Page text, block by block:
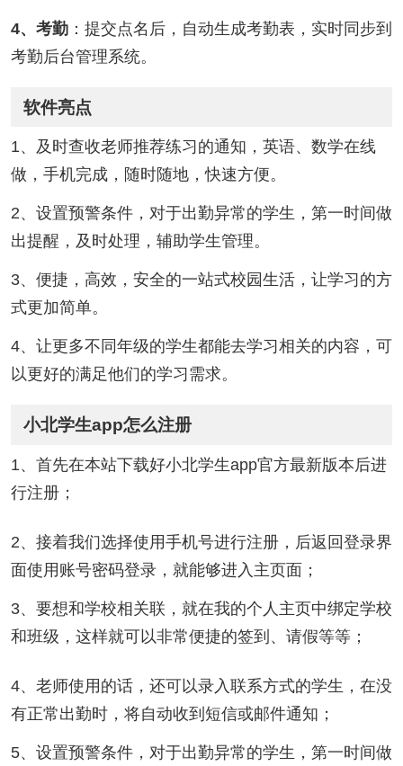
4、考勤：提交点名后，自动生成考勤表，实时同步到
考勤后台管理系统。
软件亮点
1、及时查收老师推荐练习的通知，英语、数学在线
做，手机完成，随时随地，快速方便。
2、设置预警条件，对于出勤异常的学生，第一时间做
出提醒，及时处理，辅助学生管理。
3、便捷，高效，安全的一站式校园生活，让学习的方
式更加简单。
4、让更多不同年级的学生都能去学习相关的内容，可
以更好的满足他们的学习需求。
小北学生app怎么注册
1、首先在本站下载好小北学生app官方最新版本后进
行注册；
2、接着我们选择使用手机号进行注册，后返回登录界
面使用账号密码登录，就能够进入主页面；
3、要想和学校相关联，就在我的个人主页中绑定学校
和班级，这样就可以非常便捷的签到、请假等等；
4、老师使用的话，还可以录入联系方式的学生，在没
有正常出勤时，将自动收到短信或邮件通知；
5、设置预警条件，对于出勤异常的学生，第一时间做